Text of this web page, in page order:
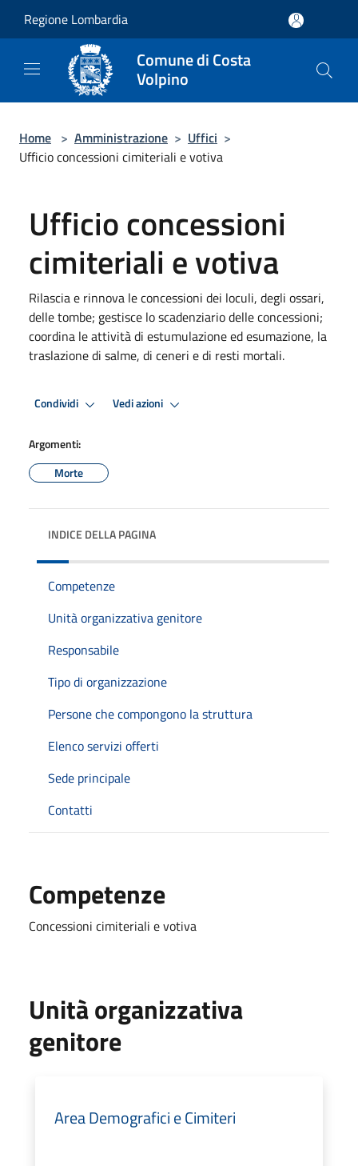
Regione Lombardia
Comune di Costa
Volpino
Home > Amministrazione > Uffici >
Ufficio concessioni cimiteriali e votiva
Ufficio concessioni
cimiteriali e votiva
Rilascia e rinnova le concessioni dei loculi, degli ossari,
delle tombe; gestisce lo scadenziario delle concessioni;
coordina le attività di estumulazione ed esumazione, la
traslazione di salme, di ceneri e di resti mortali.
Condividi Vedi azioni
Argomenti:
Morte
INDICE DELLA PAGINA
Competenze
Unità organizzativa genitore
Responsabile
Tipo di organizzazione
Persone che compongono la struttura
Elenco servizi offerti
Sede principale
Contatti
Competenze
Concessioni cimiteriali e votiva
Unità organizzativa
genitore
Area Demografici e Cimiteri